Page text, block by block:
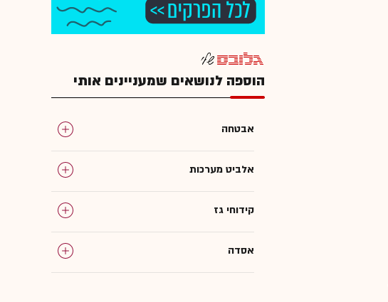
הוספה לנושאים שמעניינים אותי
אבטחה
אלביט מערכות
קידוחי גז
אסדה